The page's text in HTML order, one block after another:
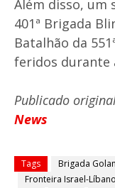
Além disso, um
401ª Brigada
Batalhão da
feridos durante
Publicado
News
Tags Brigada
Fronteira Israel-Líbano